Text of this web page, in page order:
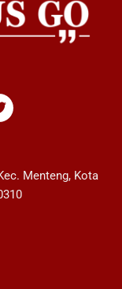
Menteng, Kota